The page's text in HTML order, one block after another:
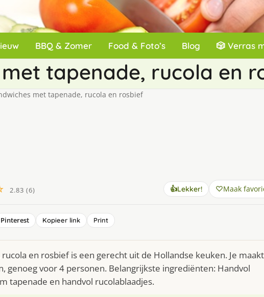
BBQ & Zomer Food & Foto’s Blog 🎲 Verras
tapenade, rucola en
met tapenade, rucola en rosbief
2.83 (6) 👍Lekker! Maak
Pinterest Kopieer link Print
en rosbief is een gerecht uit de Hollandse keuken. Je maakt
genoeg voor 4 personen. Belangrijkste ingrediënten: Handvol
tapenade en handvol rucolablaadjes.